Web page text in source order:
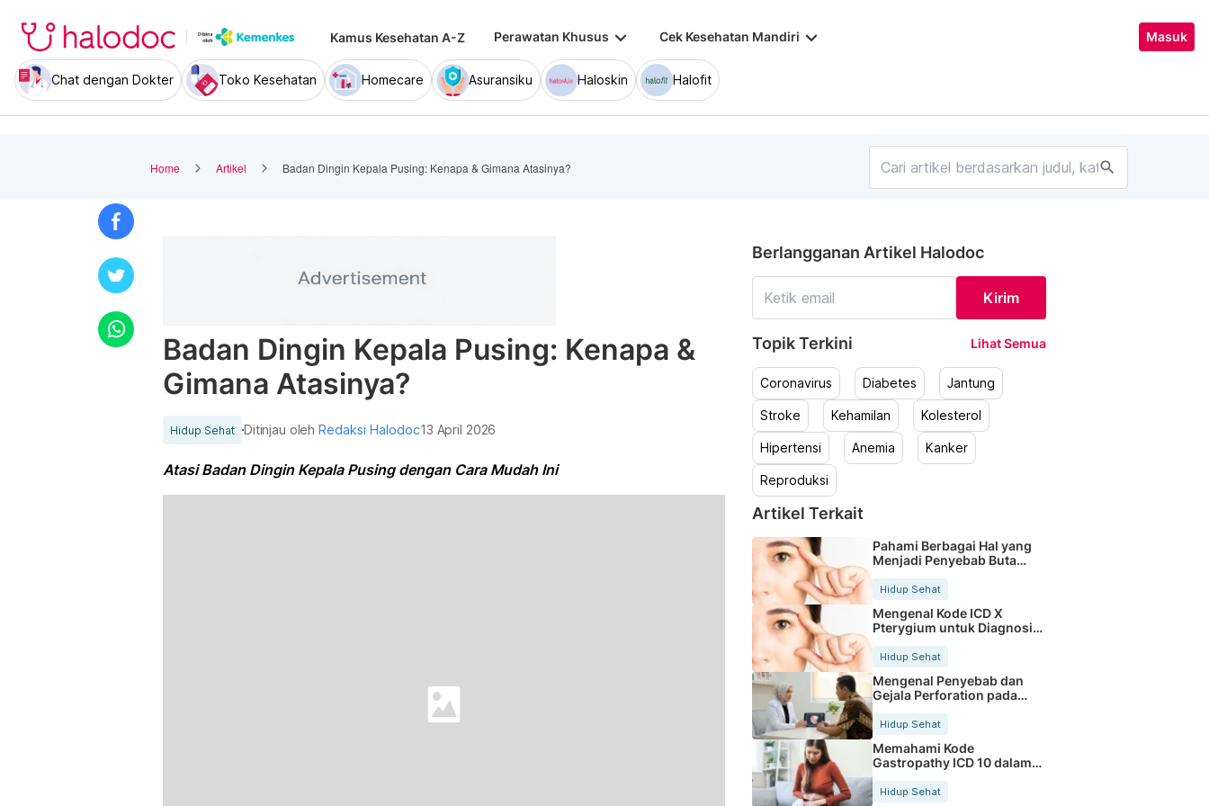
Kamus Kesehatan A-Z Perawatan Khusus keyboard_arrow_down Cek Kesehatan Mandiri keyboard_arrow_down Masuk
Chat dengan Dokter Toko Kesehatan Homecare Asuransiku Haloskin Halofit
Home Artikel Badan Dingin Kepala Pusing: Kenapa & Gimana Atasinya? search
Badan Dingin Kepala Pusing: Kenapa &
Gimana Atasinya?
Hidup Sehat Ditinjau olehRedaksi Halodoc13 April 2026
Atasi Badan Dingin Kepala Pusing dengan Cara Mudah Ini
Berlangganan Artikel Halodoc
Kirim
Topik Terkini Lihat Semua
Coronavirus Diabetes Jantung
Stroke Kehamilan Kolesterol
Hipertensi Anemia Kanker
Reproduksi
Artikel Terkait
Pahami Berbagai Hal yang
Menjadi Penyebab Buta
Hidup Sehat
Mengenal Kode ICD X
Pterygium untuk Diagnosis
Hidup Sehat
Mengenal Penyebab dan
Gejala Perforation pada
Tubuh
Hidup Sehat
Memahami Kode
Gastropathy ICD 10 dalam
Rekam Medis Pasien
Hidup Sehat